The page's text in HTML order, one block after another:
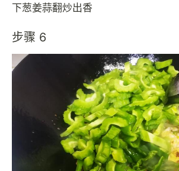
下葱姜蒜翻炒出香
步骤 6